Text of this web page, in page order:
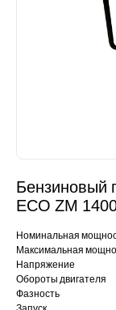
Бензиновый
ECO ZM
Номинальная
Максимальная
Напряжение
Обороты двигателя
Фазность